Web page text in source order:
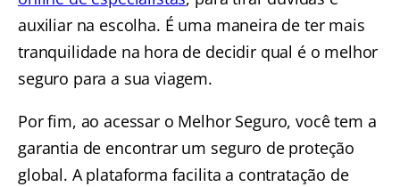
auxiliar na escolha. É uma maneira de ter mais
tranquilidade na hora de decidir qual é o melhor
seguro para a sua viagem.
Por fim, ao acessar o Melhor Seguro, você tem a
garantia de encontrar um seguro de proteção
global. A plataforma facilita a contratação de